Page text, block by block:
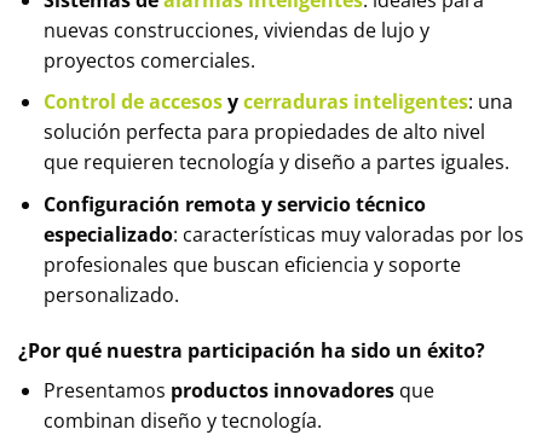
nuevas construcciones, viviendas de lujo y
proyectos comerciales.
Control de accesosycerraduras inteligentes: una
solución perfecta para propiedades de alto nivel
que requieren tecnología y diseño a partes iguales.
Configuración remota y servicio técnico
especializado: características muy valoradas por los
profesionales que buscan eficiencia y soporte
personalizado.
¿Por qué nuestra participación ha sido un éxito?
Presentamos productos innovadoresque
combinan diseño y tecnología.